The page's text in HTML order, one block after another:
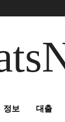
정보 대출